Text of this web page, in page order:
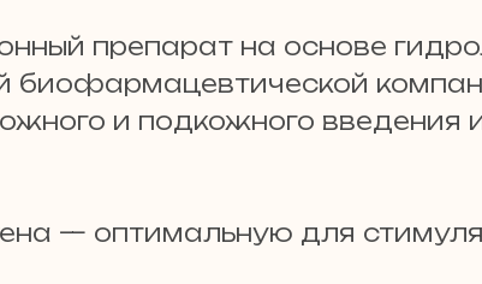
препарат на основе
биофармацевтической
и подкожного введения
— оптимальную для